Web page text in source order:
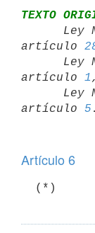
TEXTO
artículo
artículo 1 ,
artículo 5
Artículo 6
  (*)